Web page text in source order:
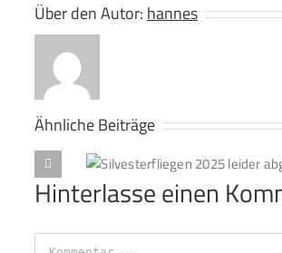
Über den Autor: hannes
Ähnliche Beiträge
2025Hinterlasse einen
Kommentar